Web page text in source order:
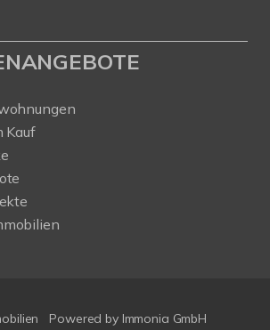
Kauf
Powered by Immonia GmbH